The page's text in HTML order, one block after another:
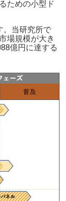
ための小型ド
。当研究所で
場規模が大き
億円に達する